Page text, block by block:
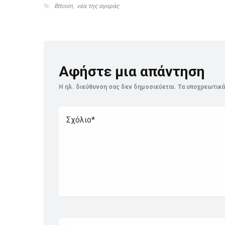
Bitcoin, νέα της αγοράς
Αφήστε μια απάντηση
Η ηλ. διεύθυνση σας δεν δημοσιεύεται. Τα